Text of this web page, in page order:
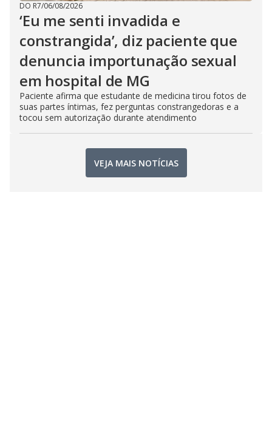
DO R7/06/08/2026
‘Eu me senti invadida e
constrangida’, diz paciente que
denuncia importunação sexual
em hospital de MG
Paciente afirma que estudante de medicina tirou fotos de
suas partes íntimas, fez perguntas constrangedoras e a
tocou sem autorização durante atendimento
VEJA MAIS NOTÍCIAS